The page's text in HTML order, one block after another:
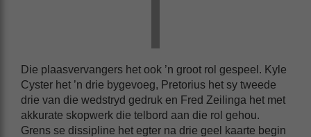
Die plaasvervangers het ook ’n groot rol gespeel. Kyle
Cyster het ’n drie bygevoeg, Pretorius het sy tweede
drie van die wedstryd gedruk en Fred Zeilinga het met
akkurate skopwerk die telbord aan die rol gehou.
Grens se dissipline het egter na drie geel kaarte begin